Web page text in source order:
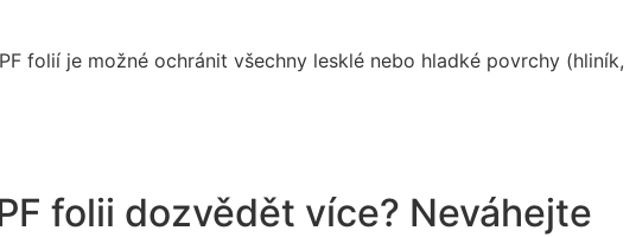
folií je možné ochránit všechny lesklé nebo hladké povrchy (hliník,
folii dozvědět více? Neváhejte